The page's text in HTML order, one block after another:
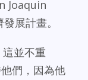
Joaquin
展計畫。
並不重
們，因為他